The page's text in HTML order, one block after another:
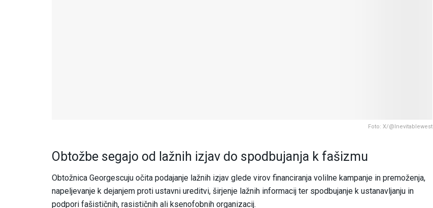
Foto: X/@Inevitablewest
Obtožbe segajo od lažnih izjav do spodbujanja k fašizmu
Obtožnica Georgescuju očita podajanje lažnih izjav glede virov financiranja volilne kampanje in premoženja,
napeljevanje k dejanjem proti ustavni ureditvi, širjenje lažnih informacij ter spodbujanje k ustanavljanju in
podpori fašističnih, rasističnih ali ksenofobnih organizacij.